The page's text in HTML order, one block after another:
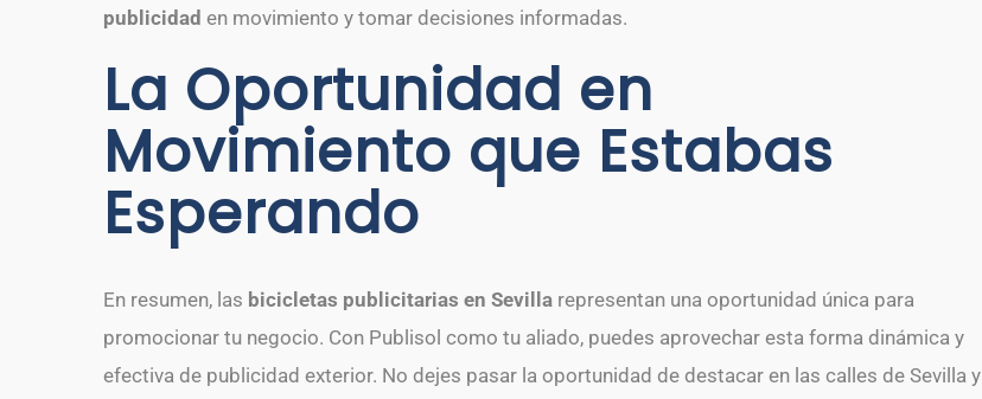
publicidad en movimiento y tomar decisiones informadas.
La Oportunidad en
Movimiento que Estabas
Esperando
En resumen, las bicicletas publicitarias en Sevilla representan una oportunidad única para
promocionar tu negocio. Con Publisol como tu aliado, puedes aprovechar esta forma dinámica y
efectiva de publicidad exterior. No dejes pasar la oportunidad de destacar en las calles de Sevilla y